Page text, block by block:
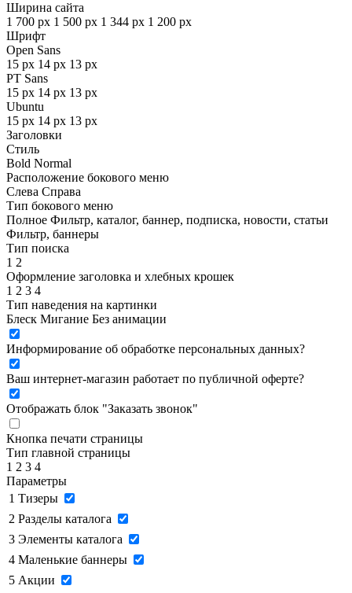
Ширина сайта
1 700 px 1 500 px 1 344 px 1 200 px
Шрифт
Open Sans
15 px 14 px 13 px
PT Sans
15 px 14 px 13 px
Ubuntu
15 px 14 px 13 px
Заголовки
Стиль
Bold Normal
Расположение бокового меню
Слева Справа
Тип бокового меню
Полное Фильтр, каталог, баннер, подписка, новости, статьи
Фильтр, баннеры
Тип поиска
1 2
Оформление заголовка и хлебных крошек
1 2 3 4
Тип наведения на картинки
Блеск Мигание Без анимации
Информирование об обработке персональных данных?
Ваш интернет-магазин работает по публичной оферте?
Отображать блок "Заказать звонок"
Кнопка печати страницы
Тип главной страницы
1 2 3 4
Параметры
1 Тизеры
2 Разделы каталога
3 Элементы каталога
4 Маленькие баннеры
5 Акции